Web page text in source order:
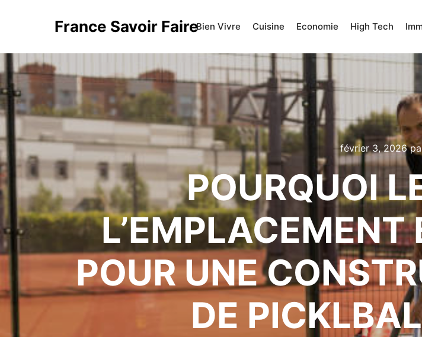
France Savoir FaireBien Vivre Cuisine Economie High Tech
février 3, 2026
POURQUOI
POUR UNE
DE